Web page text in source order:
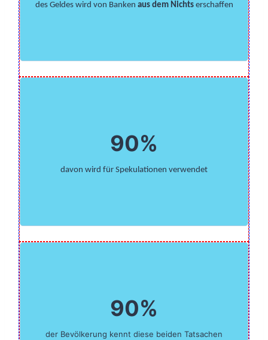
des Geldes wird von Banken aus dem Nichts erschaffen
90%
davon wird für Spekulationen verwendet
90%
der Bevölkerung kennt diese beiden Tatsachen